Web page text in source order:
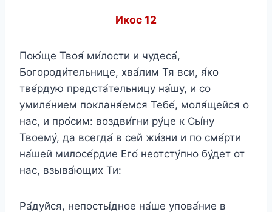
Икос 12
Пою́ще Твоя́ ми́лости и чудеса́,
Богороди́тельнице, хва́лим Тя вси, я́ко
тве́рдую предста́тельницу на́шу, и со
умиле́нием покланя́емся Тебе́, моля́щейся о
нас, и про́сим: воздви́гни ру́це к Сы́ну
Твоему́, да всегда́ в сей жи́зни и по сме́рти
на́шей милосе́рдие Его́ неотсту́пно бу́дет от
нас, взыва́ющих Ти:
Ра́дуйся, непосты́дное на́ше упова́ние в